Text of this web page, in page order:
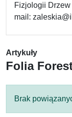
Fizjologii
mail:
Artykuły
Folia
Brak